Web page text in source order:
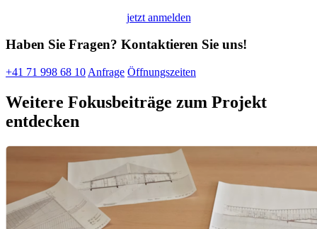
jetzt anmelden
Haben Sie Fragen? Kontaktieren Sie uns!
+41 71 998 68 10 Anfrage Öffnungszeiten
Weitere Fokusbeiträge zum Projekt
entdecken